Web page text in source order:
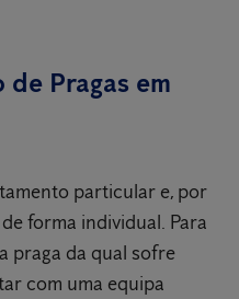
Pragas em
particular e, por
forma individual. Para
praga da qual sofre
com uma equipa